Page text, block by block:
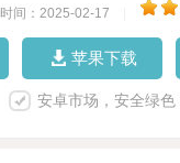
时间：2025-02-17
苹果下载
安卓市场，安全绿色